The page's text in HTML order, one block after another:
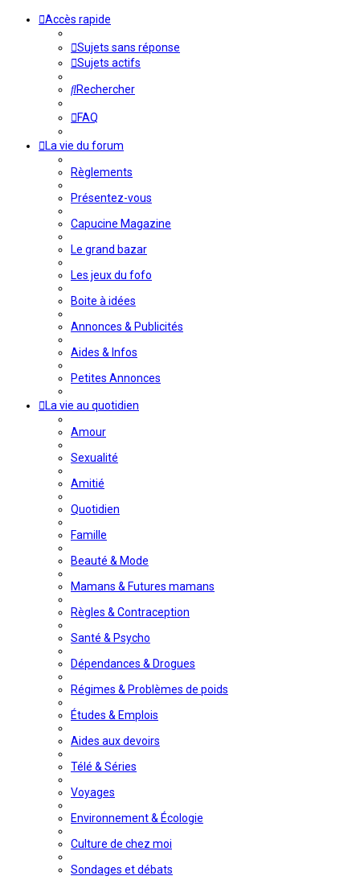
Accès rapide
Sujets sans réponse
Sujets actifs
Rechercher
FAQ
La vie du forum
Règlements
Présentez-vous
Capucine Magazine
Le grand bazar
Les jeux du fofo
Boite à idées
Annonces & Publicités
Aides & Infos
Petites Annonces
La vie au quotidien
Amour
Sexualité
Amitié
Quotidien
Famille
Beauté & Mode
Mamans & Futures mamans
Règles & Contraception
Santé & Psycho
Dépendances & Drogues
Régimes & Problèmes de poids
Études & Emplois
Aides aux devoirs
Télé & Séries
Voyages
Environnement & Écologie
Culture de chez moi
Sondages et débats